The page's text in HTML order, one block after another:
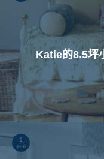
Katie的8.5坪
1
FEB.